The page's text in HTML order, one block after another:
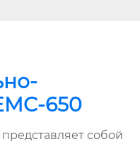
650
собой